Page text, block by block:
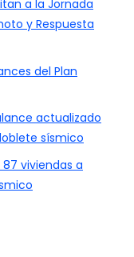
a la Jornada
y Respuesta
del Plan
actualizado
sísmico
viviendas a